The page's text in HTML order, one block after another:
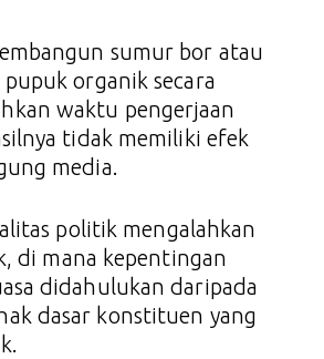
sumur bor atau
organik secara
waktu pengerjaan
tidak memiliki efek
media.
politik mengalahkan
di mana kepentingan
didahulukan daripada
dasar konstituen yang